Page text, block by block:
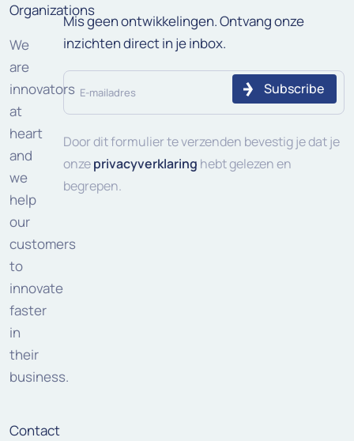
Organizations
We
are
innovators
at
heart
and
we
help
our
customers
to
innovate
faster
in
their
business.
Contact
Mis geen ontwikkelingen. Ontvang onze
inzichten direct in je inbox.
E-
mailadres
(Vereist)
Door dit formulier te verzenden bevestig je dat je
onzeprivacyverklaring hebt gelezen en
begrepen.